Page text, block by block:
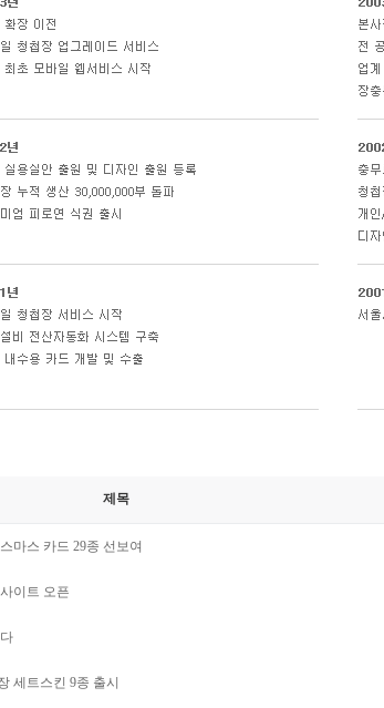
제목
마스 카드 29종 선보여
이트 오픈
세트스킨 9종 출시